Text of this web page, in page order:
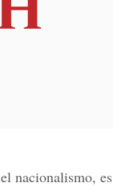
nacionalismo,